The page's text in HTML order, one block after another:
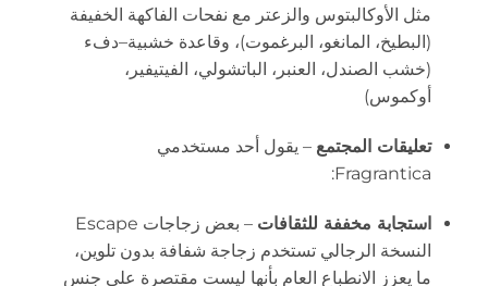
مثل الأوكالبتوس والزعتر مع نفحات الفاكهة الخفيفة
(البطيخ، المانغو، البرغموت)، وقاعدة خشبية–دفء
(خشب الصندل، العنبر، الباتشولي، الفيتيفير،
أوكموس)
تعليقات المجتمع – يقول أحد مستخدمي
Fragrantica:
استجابة مخففة للثقافات
– بعض زجاجات Escape
النسخة الرجالي تستخدم زجاجة شفافة بدون تلوين،
ما يعزز الانطباع العام بأنها ليست مقتصرة على جنس